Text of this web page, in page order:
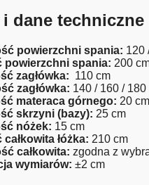
dane techniczne
powierzchni spania: 120
powierzchni spania: 200
zagłówka: 110 cm
zagłówka: 140 / 160 /
materaca górnego: 20
skrzyni (bazy): 25 cm
nóżek: 15 cm
całkowita łóżka: 210 cm
całkowita: zgodna z
wymiarów: ±2 cm